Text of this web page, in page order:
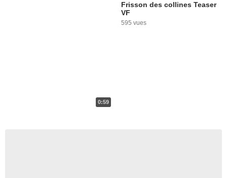
0:59
Frisson des collines Teaser
VF
595 vues